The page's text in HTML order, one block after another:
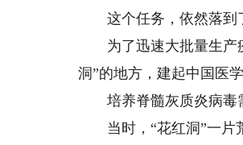
这个任务，依然落到
为了迅速大批量生产疫
洞”的地方，建起中国医
培养脊髓灰质炎病毒需
当时，“花红洞”一片荒